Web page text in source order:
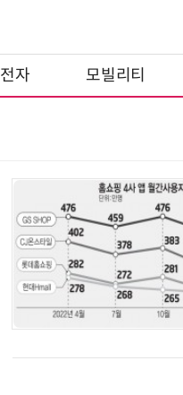
전자 모빌리티